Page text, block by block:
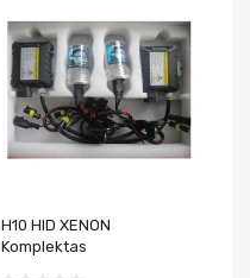
H10 HID XENON
Komplektas